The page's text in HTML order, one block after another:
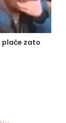
plače zato